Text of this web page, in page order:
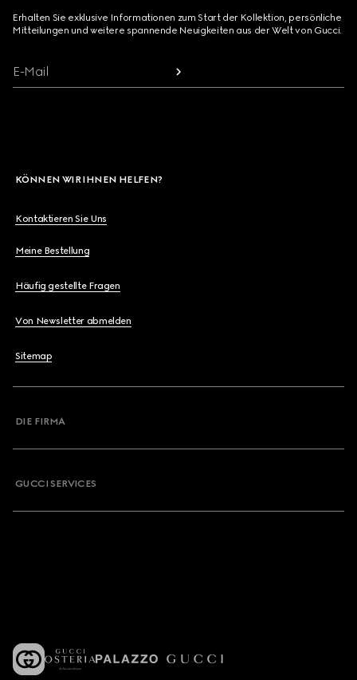
Erhalten Sie exklusive Informationen zum Start der Kollektion, persönliche
Mitteilungen und weitere spannende Neuigkeiten aus der Welt von Gucci.
E-Mail
KÖNNEN WIR IHNEN HELFEN?
Kontaktieren Sie Uns
Meine Bestellung
Häufig gestellte Fragen
Von Newsletter abmelden
Sitemap
DIE FIRMA
GUCCI SERVICES